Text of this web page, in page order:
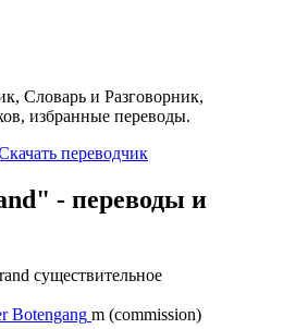
Словарь и Разговорник,
избранные переводы.
- переводы и
существительное
Botengang m (commission)